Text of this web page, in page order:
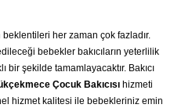
beklentileri her zaman çok fazladır.
bebekler bakıcıların yeterlilik
bir şekilde tamamlayacaktır. Bakıcı
Çocuk Bakıcısı hizmeti
hizmet kalitesi ile bebekleriniz emin